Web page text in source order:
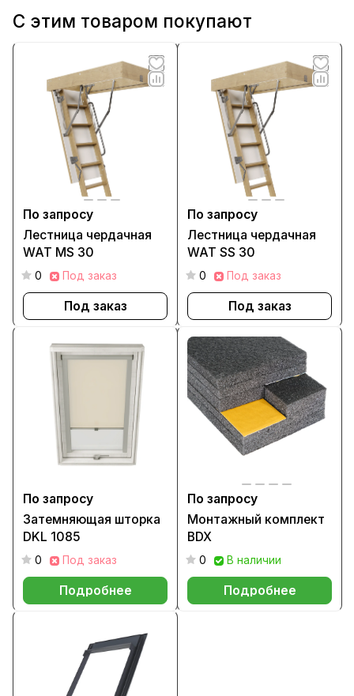
С этим товаром покупают
По запросу
Лестница чердачная
WAT MS 30
0 Под заказ
Под заказ
По запросу
Лестница чердачная
WAT SS 30
0 Под заказ
Под заказ
По запросу
Затемняющая шторка
DKL 1085
0 Под заказ
Подробнее
По запросу
Монтажный комплект
BDX
0 В наличии
Подробнее